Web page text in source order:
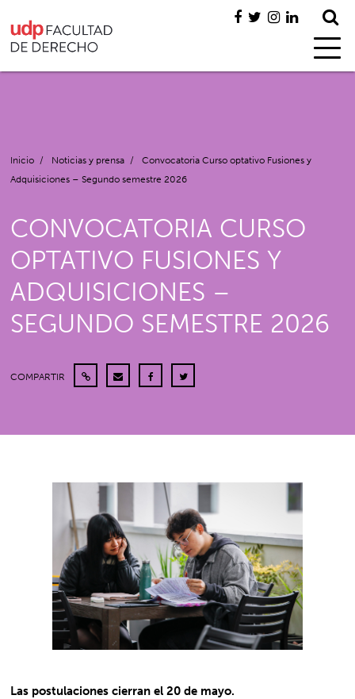
Inicio / Noticias y prensa /
Convocatoria Curso optativo Fusiones y
Adquisiciones – Segundo semestre 2026
CONVOCATORIA CURSO
OPTATIVO FUSIONES Y
ADQUISICIONES –
SEGUNDO SEMESTRE 2026
COMPARTIR
Las postulaciones cierran el 20 de mayo.